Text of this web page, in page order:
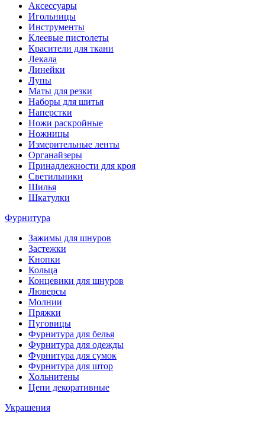
Аксессуары
Игольницы
Инструменты
Клеевые пистолеты
Красители для ткани
Лекала
Линейки
Лупы
Маты для резки
Наборы для шитья
Наперстки
Ножи раскройные
Ножницы
Измерительные ленты
Органайзеры
Принадлежности для кроя
Светильники
Шилья
Шкатулки
Фурнитура
Зажимы для шнуров
Застежки
Кнопки
Кольца
Концевики для шнуров
Люверсы
Молнии
Пряжки
Пуговицы
Фурнитура для белья
Фурнитура для одежды
Фурнитура для сумок
Фурнитура для штор
Хольнитены
Цепи декоративные
Украшения